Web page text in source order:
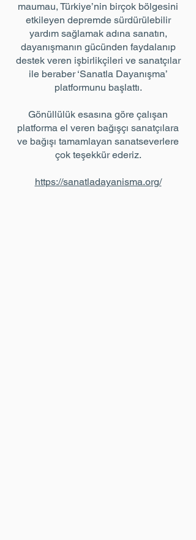
maumau, Türkiye’nin birçok bölgesini
etkileyen depremde sürdürülebilir
yardım sağlamak adına sanatın,
dayanışmanın gücünden faydalanıp
destek veren işbirlikçileri ve sanatçılar
ile beraber ‘Sanatla Dayanışma’
platformunu başlattı.
Gönüllülük esasına göre çalışan
platforma el veren bağışçı sanatçılara
ve bağışı tamamlayan sanatseverlere
çok teşekkür ederiz.
https://sanatladayanisma.org/